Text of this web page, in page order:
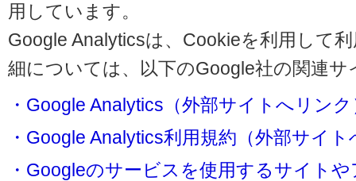
用しています。
Google Analyticsは、Cookieを利用して
細については、以下のGoogle社の関連
・Google Analytics（外部サイトへリンク
・Google Analytics利用規約（外部サイ
・Googleのサービスを使用するサイト